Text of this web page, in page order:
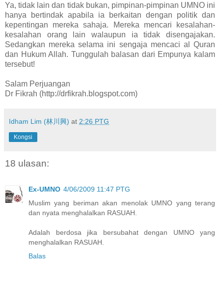
Ya, tidak lain dan tidak bukan, pimpinan-pimpinan UMNO ini
hanya bertindak apabila ia berkaitan dengan politik dan
kepentingan mereka sahaja. Mereka mencari kesalahan-
kesalahan orang lain walaupun ia tidak disengajakan.
Sedangkan mereka selama ini sengaja mencaci al Quran
dan Hukum Allah. Tunggulah balasan dari Empunya kalam
tersebut!
Salam Perjuangan
Dr Fikrah (http://drfikrah.blogspot.com)
Idham Lim (林川興) at 2:26 PTG
Kongsi
18 ulasan:
Ex-UMNO 4/06/2009 11:47 PTG
Muslim yang beriman akan menolak UMNO yang terang
dan nyata menghalalkan RASUAH.
Adalah berdosa jika bersubahat dengan UMNO yang
menghalalkan RASUAH.
Balas